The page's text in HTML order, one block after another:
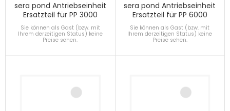
sera pond Antriebseinheit
Ersatzteil für PP 3000
Sie können als Gast (bzw. mit
Ihrem derzeitigen Status) keine
Preise sehen.
sera pond Antriebseinheit
Ersatzteil für PP 6000
Sie können als Gast (bzw. mit
Ihrem derzeitigen Status) keine
Preise sehen.